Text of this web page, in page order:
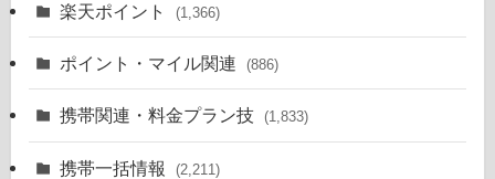
楽天ポイント (1,366)
ポイント・マイル関連 (886)
携帯関連・料金プラン技 (1,833)
携帯一括情報 (2,211)